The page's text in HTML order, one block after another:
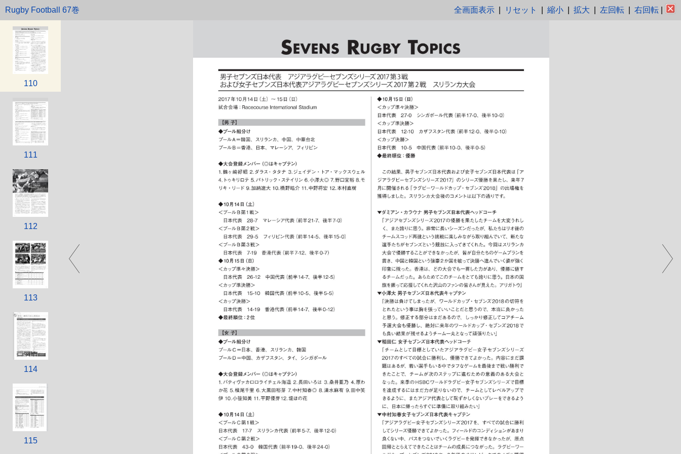
Rugby Football 67巻 全画面表示 リセット 縮小 拡大 左回転 右回転
109
110
111
112
113
114
115